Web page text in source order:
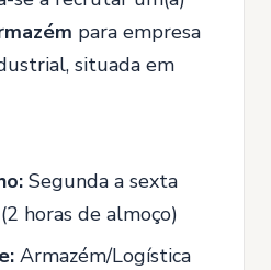
para empresa
situada em
Segunda a sexta
horas de almoço)
Armazém/Logística